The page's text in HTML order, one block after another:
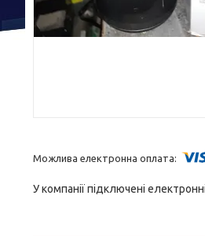
У компанії підключені